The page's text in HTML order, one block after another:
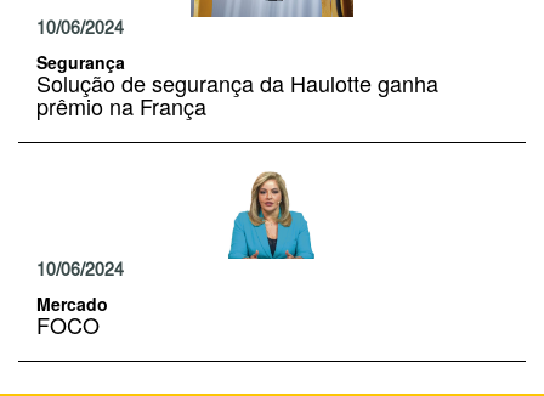
10/06/2024
Segurança
Solução de segurança da Haulotte ganha
prêmio na França
10/06/2024
Mercado
FOCO